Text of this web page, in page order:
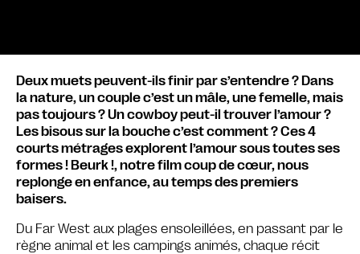
Deux muets peuvent-ils finir par s’entendre ? Dans
la nature, un couple c’est un mâle, une femelle, mais
pas toujours ? Un cowboy peut-il trouver l’amour ?
Les bisous sur la bouche c’est comment ? Ces 4
courts métrages explorent l’amour sous toutes ses
formes ! Beurk !, notre film coup de cœur, nous
replonge en enfance, au temps des premiers
baisers.
Du Far West aux plages ensoleillées, en passant par le
règne animal et les campings animés, chaque récit